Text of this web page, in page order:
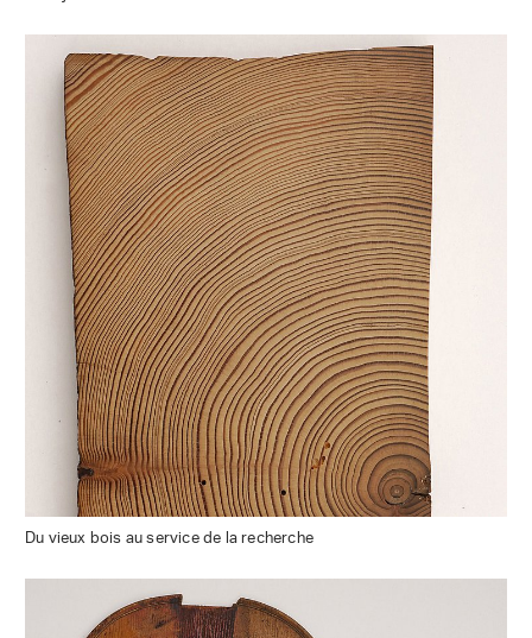
Du vieux bois au service de la recherche